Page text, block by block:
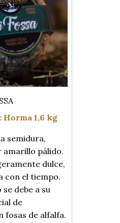
Horma 1,6 kg
semidura,
amarillo pálido.
dulce,
con el tiempo.
debe a su
de
fosas de alfalfa.